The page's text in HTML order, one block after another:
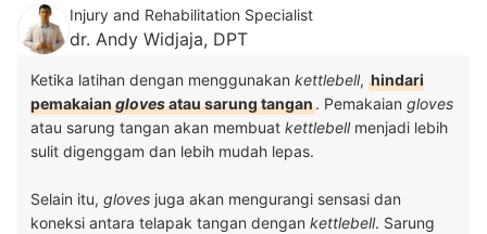
Injury and Rehabilitation Specialist
dr. Andy Widjaja, DPT
Ketika latihan dengan menggunakan kettlebell, hindari
pemakaianglovesatau sarung tangan. Pemakaian gloves
atau sarung tangan akan membuat kettlebellmenjadi lebih
sulit digenggam dan lebih mudah lepas.
Selain itu, gloves juga akan mengurangi sensasi dan
koneksi antara telapak tangan dengan kettlebell. Sarung